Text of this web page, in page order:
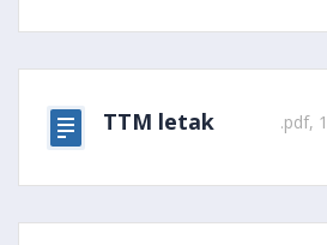
TTM letak .pdf,